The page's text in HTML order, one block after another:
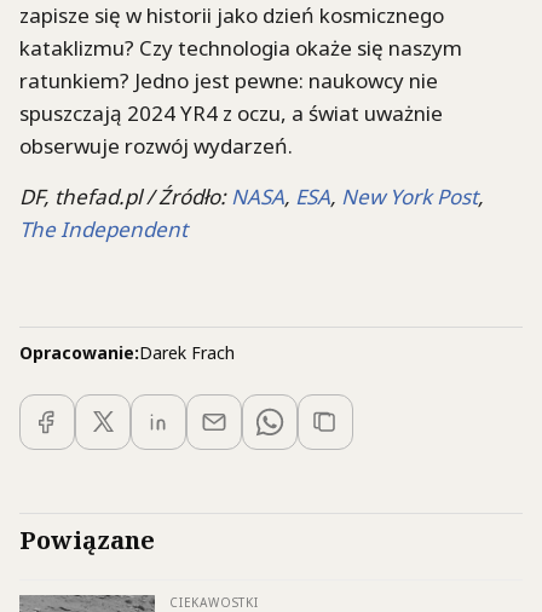
zapisze się w historii jako dzień kosmicznego
kataklizmu? Czy technologia okaże się naszym
ratunkiem? Jedno jest pewne: naukowcy nie
spuszczają 2024 YR4 z oczu, a świat uważnie
obserwuje rozwój wydarzeń.
DF, thefad.pl / Źródło:NASA, ESA, New York Post,
The Independent
Opracowanie:Darek Frach
Powiązane
CIEKAWOSTKI